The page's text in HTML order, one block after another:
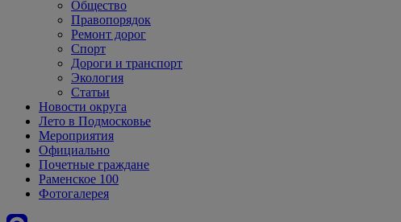
Общество
Правопорядок
Ремонт дорог
Спорт
Дороги и транспорт
Экология
Статьи
Новости округа
Лето в Подмосковье
Мероприятия
Официально
Почетные граждане
Раменское 100
Фотогалерея